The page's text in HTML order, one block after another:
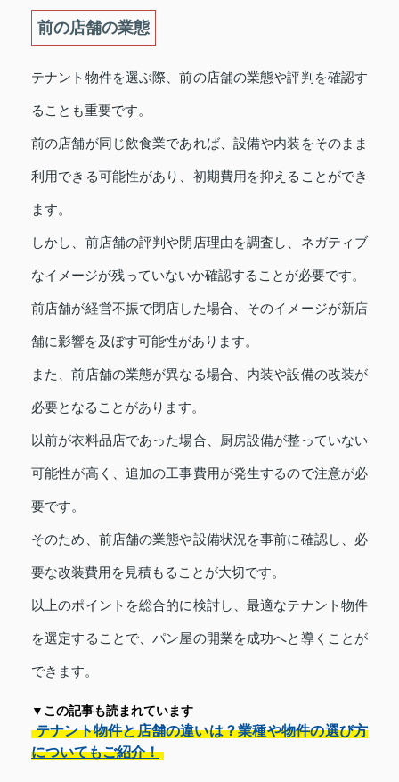
前の店舗の業態
テナント物件を選ぶ際、前の店舗の業態や評判を確認す
ることも重要です。
前の店舗が同じ飲食業であれば、設備や内装をそのまま
利用できる可能性があり、初期費用を抑えることができ
ます。
しかし、前店舗の評判や閉店理由を調査し、ネガティブ
なイメージが残っていないか確認することが必要です。
前店舗が経営不振で閉店した場合、そのイメージが新店
舗に影響を及ぼす可能性があります。
また、前店舗の業態が異なる場合、内装や設備の改装が
必要となることがあります。
以前が衣料品店であった場合、厨房設備が整っていない
可能性が高く、追加の工事費用が発生するので注意が必
要です。
そのため、前店舗の業態や設備状況を事前に確認し、必
要な改装費用を見積もることが大切です。
以上のポイントを総合的に検討し、最適なテナント物件
を選定することで、パン屋の開業を成功へと導くことが
できます。
▼この記事も読まれています
テナント物件と店舗の違いは？業種や物件の選び方
についてもご紹介！